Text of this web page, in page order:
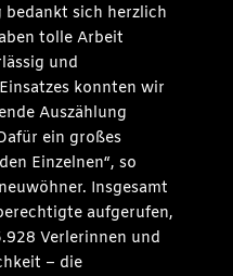
sich herzlich
tolle Arbeit
und
konnten wir
Auszählung
ein großes
Einzelnen“, so
Insgesamt
aufgerufen,
Verlerinnen und
– die